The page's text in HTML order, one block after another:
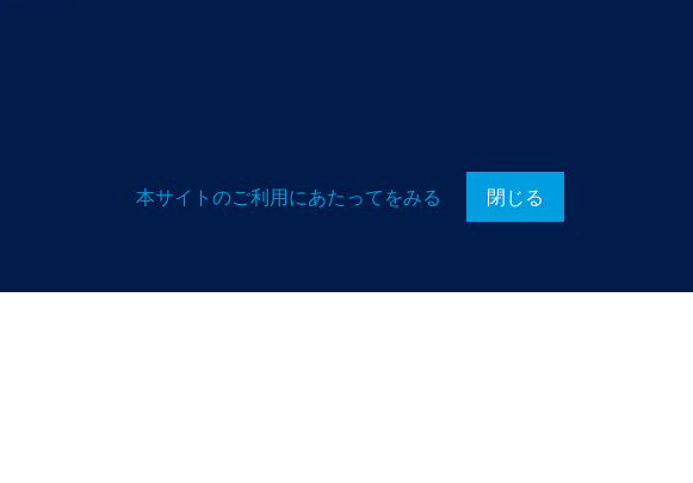
350号
融商品取引業協会
本サイトのご利用にあたってをみる 閉じる